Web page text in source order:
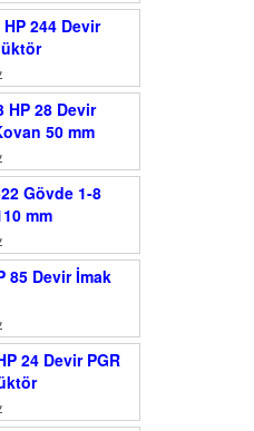
244 Devir
HP 28 Devir
50 mm
Gövde 1-8
mm
85 Devir İmak
24 Devir PGR